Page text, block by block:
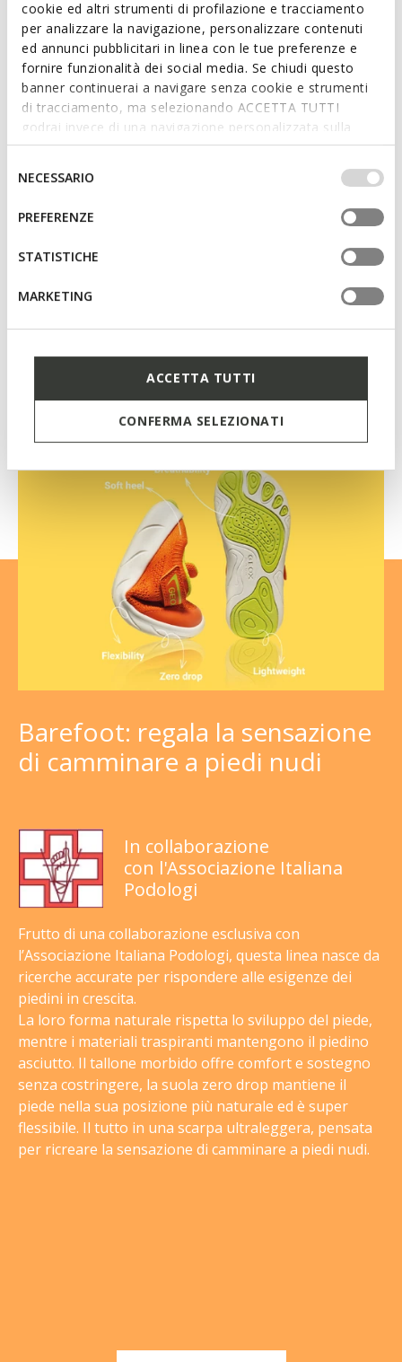
cookie ed altri strumenti di profilazione e tracciamento
per analizzare la navigazione, personalizzare contenuti
ed annunci pubblicitari in linea con le tue preferenze e
fornire funzionalità dei social media. Se chiudi questo
banner continuerai a navigare senza cookie e strumenti
di tracciamento, ma selezionando ACCETTA TUTTI
godrai invece di una navigazione personalizzata sulla
base dei tuoi gusti ed interessi. Selezionando
IMPOSTAZIONI potrai anche scegliere quali cookies ed
altri strumenti di tracciamento autorizzare. Per maggiori
informazioni o per modificare in qualsiasi momento le
tue impostazioni, visita la nostra
consenso
NECESSARIO
PREFERENZE
STATISTICHE
MARKETING
ACCETTA TUTTI
CONFERMA SELEZIONATI
concerie certificate Leather Working Group
Scarpa sviluppata in collaborazione con l'Associazione
Italiana Podologi
Calzata facile e veloce
Chiusura con strap; Sottopiede rivestito in pelle atossica
chrome-free
Tecnologie
Barefoot: regala la sensazione
di camminare a piedi nudi
Frutto di una collaborazione esclusiva con
l’Associazione Italiana Podologi, questa linea nasce da
ricerche accurate per rispondere alle esigenze dei
piedini in crescita.
La loro forma naturale rispetta lo sviluppo del piede,
mentre i materiali traspiranti mantengono il piedino
asciutto. Il tallone morbido offre comfort e sostegno
senza costringere, la suola zero drop mantiene il
piede nella sua posizione più naturale ed è super
flessibile. Il tutto in una scarpa ultraleggera, pensata
per ricreare la sensazione di camminare a piedi nudi.
In collaborazione
con l'Associazione Italiana
Podologi